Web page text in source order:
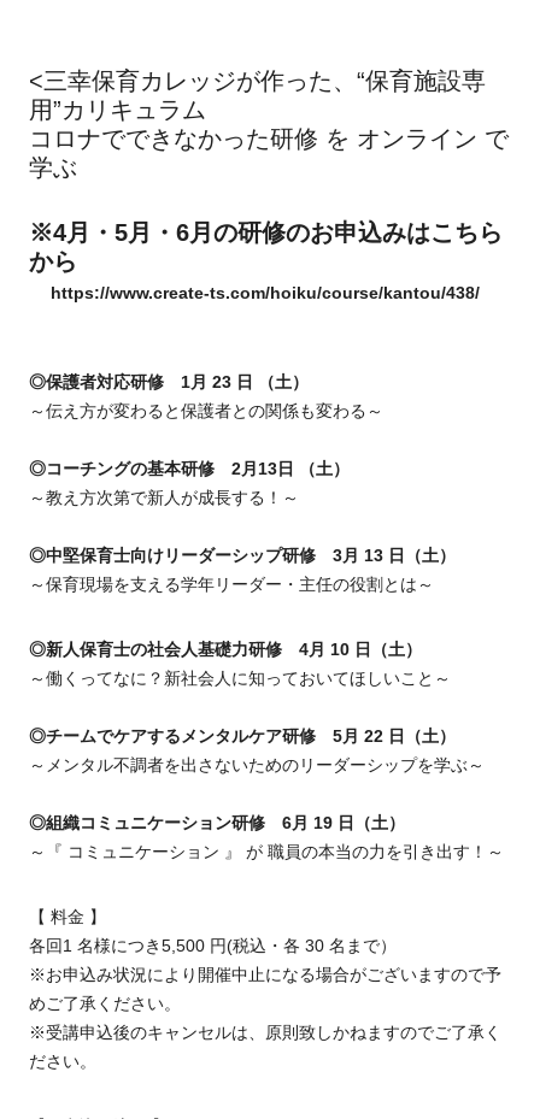
<三幸保育カレッジが作った、“保育施設専
用”カリキュラム
コロナでできなかった研修 を オンライン で
学ぶ
※4月・5月・6月 の研修のお申込みはこちら
から
https://www.create-ts.com/hoiku/course/kantou/438/
◎保護者対応研修 1月 23 日 （土）
～伝え方が変わると保護者との関係も変わる～
◎コーチングの基本研修 2月13日 （土）
～教え方次第で新人が成長する！～
◎中堅保育士向けリーダーシップ研修 3月 13 日（土）
～保育現場を支える学年リーダー・主任の役割とは～
◎新人保育士の社会人基礎力研修 4月 10 日（土）
～働くってなに？新社会人に知っておいてほしいこと～
◎チームでケアするメンタルケア研修 5月 22 日（土）
～メンタル不調者を出さないためのリーダーシップを学ぶ～
◎組織コミュニケーション研修 6月 19 日（土）
～『 コミュニケーション 』 が 職員の本当の力を引き出す！～
【 料金 】
各回1 名様につき5,500 円(税込・各 30 名まで）
※お申込み状況により開催中止になる場合がございますので予
めご了承ください。
※受講申込後のキャンセルは、原則致しかねますのでご了承く
ださい。